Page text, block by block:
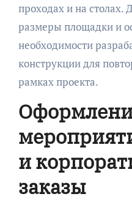
проходах и на столах.
размеры площадки и
необходимости
конструкции для
рамках проекта.
и
заказы